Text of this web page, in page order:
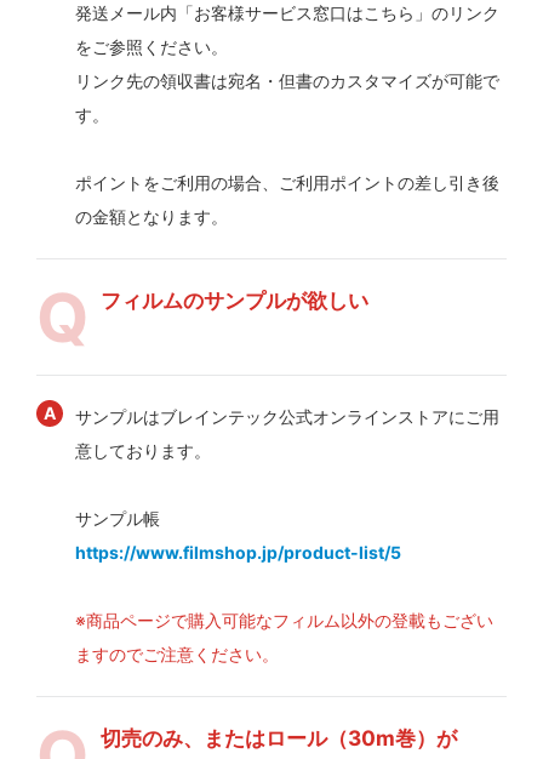
発送メール内「お客様サービス窓口はこちら」のリンク
をご参照ください。
リンク先の領収書は宛名・但書のカスタマイズが可能で
す。
ポイントをご利用の場合、ご利用ポイントの差し引き後
の金額となります。
フィルムのサンプルが欲しい
サンプルはブレインテック公式オンラインストアにご用
意しております。
サンプル帳
https://www.filmshop.jp/product-list/5
※商品ページで購入可能なフィルム以外の登載もござい
ますのでご注意ください。
切売のみ、またはロール（30m巻）が